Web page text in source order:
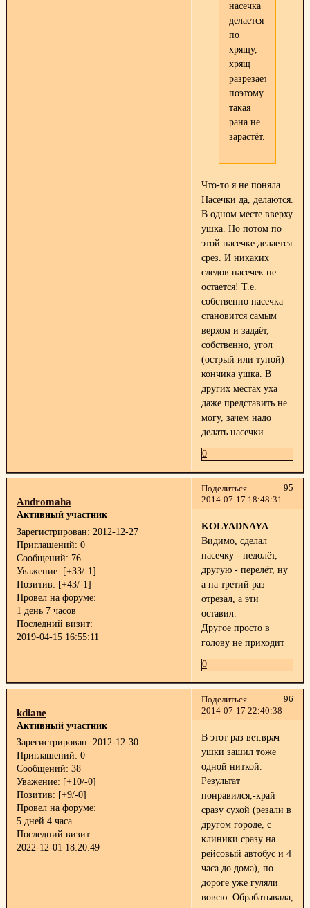
насечка
делается
по
хрящу,
хрящ
разрезается,
поэтому
такая
рана не
зарастёт.
Что-то я не поняла...
Насечки да, делаются.
В одном месте вверху
ушка. Но потом по
этой насечке делается
срез. И никаких
следов насечек не
остается! Т.е.
собственно насечка
становится самым
верхом и задаёт,
собственно, угол
(острый или тупой)
кончика ушка. В
других местах уха
даже представить не
могу, зачем надо
делать насечки.
0
Поделиться
95
2014-07-17 18:48:31
Andromaha
Активный участник
Зарегистрирован: 2012-12-27
Приглашений: 0
Сообщений: 76
Уважение: [+33/-1]
Позитив: [+43/-1]
Провел на форуме:
1 день 7 часов
Последний визит:
2019-04-15 16:55:11
KOLYADNAYA
Видимо, сделал
насечку - недолёт,
другую - перелёт, ну
а на третий раз
отрезал, а эти
оставил.
Другое просто в
голову не приходит
0
Поделиться
96
2014-07-17 22:40:38
kdiane
Активный участник
Зарегистрирован: 2012-12-30
Приглашений: 0
Сообщений: 38
Уважение: [+10/-0]
Позитив: [+9/-0]
Провел на форуме:
5 дней 4 часа
Последний визит:
2022-12-01 18:20:49
В этот раз вет.врач
ушки зашил тоже
одной ниткой.
Результат
понравился,-край
сразу сухой (резали в
другом городе, с
клиники сразу на
рейсовый автобус и 4
часа до дома), по
дороге уже гуляли
вовсю. Обрабатывала,